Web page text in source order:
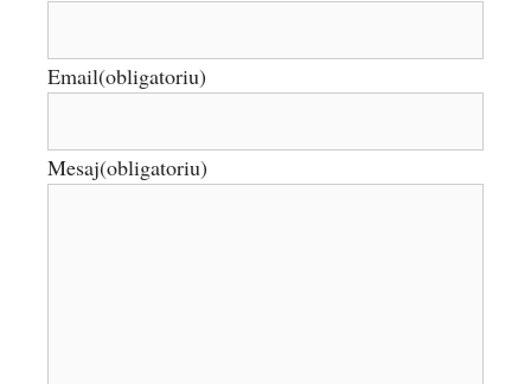
Email(obligatoriu)
Mesaj(obligatoriu)